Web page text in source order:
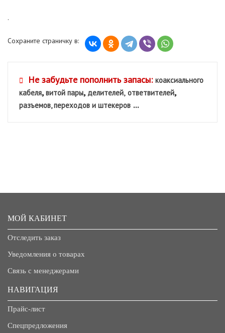
.
Сохраните страничку в:
Не забудьте пополнить запасы: коаксиального
кабеля,витой пары, делителей, ответвителей,
разъемов, переходов и штекеров ...
МОЙ КАБИНЕТ
Отследить заказ
Уведомления о товарах
Связь с менеджерами
НАВИГАЦИЯ
Прайс-лист
Спецпредложения